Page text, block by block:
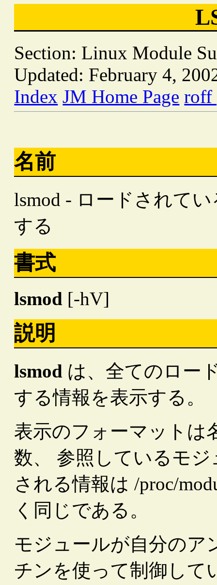
Section: Linux Module
Updated: February 4,
Index JM Home Page roff
名前
lsmod - ロードされて
する
書式
lsmod [-hV]
説明
lsmod は、全てのロー
する情報を表示する。
表示のフォーマットは
数、 参照しているモ
される情報は /proc/
く同じである。
モジュールが自分のア
チンを使って制御して